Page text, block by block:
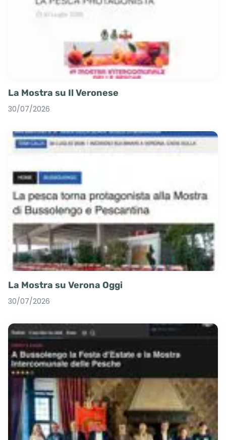
La Mostra su Il Veronese
30/07/2026
La Mostra su Verona Oggi
30/07/2026